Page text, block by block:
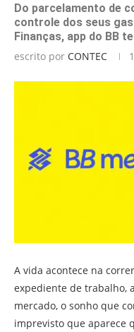
Do parcelamento de
controle dos seus
Finanças, app do BB
escrito por CONTEC
A vida acontece na
expediente de trabalho,
mercado, o sonho que
imprevisto que aparece